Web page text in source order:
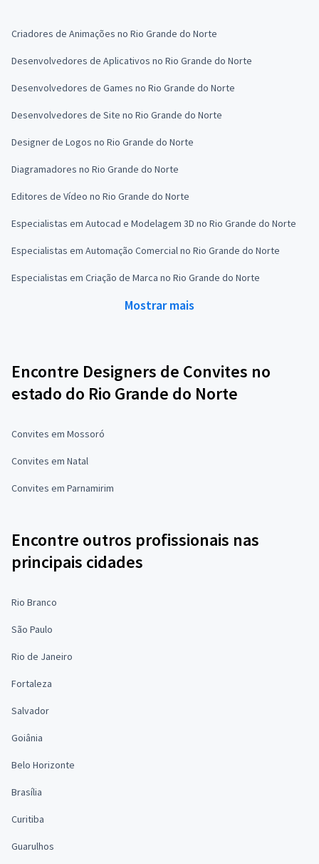
Criadores de Animações no Rio Grande do Norte
Desenvolvedores de Aplicativos no Rio Grande do Norte
Desenvolvedores de Games no Rio Grande do Norte
Desenvolvedores de Site no Rio Grande do Norte
Designer de Logos no Rio Grande do Norte
Diagramadores no Rio Grande do Norte
Editores de Vídeo no Rio Grande do Norte
Especialistas em Autocad e Modelagem 3D no Rio Grande do Norte
Especialistas em Automação Comercial no Rio Grande do Norte
Especialistas em Criação de Marca no Rio Grande do Norte
Mostrar mais
Encontre Designers de Convites no
estado do Rio Grande do Norte
Convites em Mossoró
Convites em Natal
Convites em Parnamirim
Encontre outros profissionais nas
principais cidades
Rio Branco
São Paulo
Rio de Janeiro
Fortaleza
Salvador
Goiânia
Belo Horizonte
Brasília
Curitiba
Guarulhos